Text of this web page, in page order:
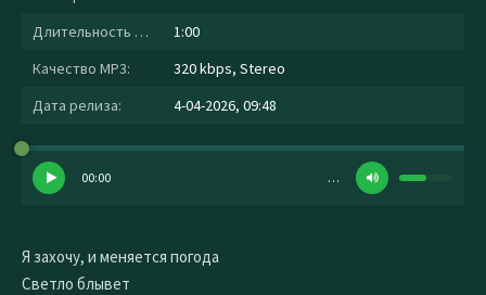
Длительность MP3:
1:00
Качество MP3:
320 kbps, Stereo
Дата релиза:
4-04-2026, 09:48
00:00 …
Я захочу, и меняется погода
Светло блывет